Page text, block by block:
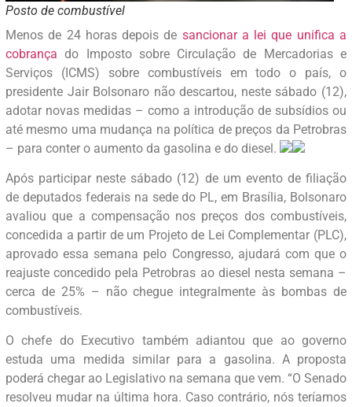
Posto de combustível
Menos de 24 horas depois de sancionar a lei que unifica a
cobrançado Imposto sobre Circulação de Mercadorias e
Serviços (ICMS) sobre combustíveis em todo o país, o
presidente Jair Bolsonaro não descartou, neste sábado (12),
adotar novas medidas – como a introdução de subsídios ou
até mesmo uma mudança na política de preços da Petrobras
– para conter o aumento da gasolina e do diesel.
Após participar neste sábado (12) de um evento de filiação
de deputados federais na sede do PL, em Brasília, Bolsonaro
avaliou que a compensação nos preços dos combustíveis,
concedida a partir de um Projeto de Lei Complementar (PLC),
aprovado essa semana pelo Congresso, ajudará com que o
reajuste concedido pela Petrobras ao diesel nesta semana –
cerca de 25% – não chegue integralmente às bombas de
combustíveis.
O chefe do Executivo também adiantou que ao governo
estuda uma medida similar para a gasolina. A proposta
poderá chegar ao Legislativo na semana que vem. “O Senado
resolveu mudar na última hora. Caso contrário, nós teríamos